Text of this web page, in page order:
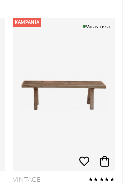
KAMPANJA
Varastossa
VINTAGE ★★★★★